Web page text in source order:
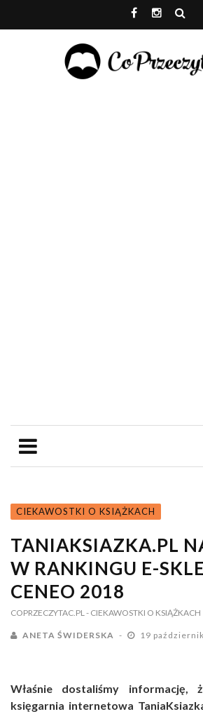
CIEKAWOSTKI O KSIĄŻKACH
TANIAKSIAZKA.PL
W RANKINGU E-
CENEO 2018
COPRZECZYTAC.PL - CIEKAWOSTKI O KSIĄŻKACH
ANETA ŚWIDERSKA 19
Właśnie dostaliśmy informację,
księgarnia internetowa